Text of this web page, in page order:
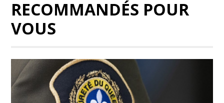
RECOMMANDÉS POUR
VOUS